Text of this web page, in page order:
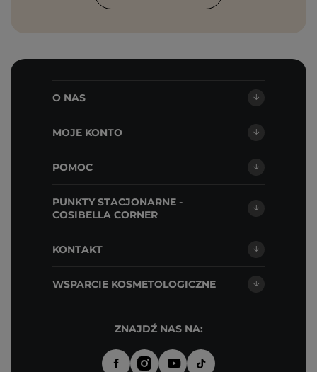
O NAS
MOJE KONTO
POMOC
PUNKTY STACJONARNE -
COSIBELLA CORNER
KONTAKT
WSPARCIE KOSMETOLOGICZNE
ZNAJDŹ NAS NA: